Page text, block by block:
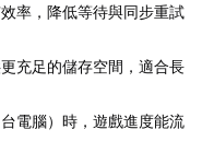
率，降低等待與同步重試
充足的儲存空間，適合長
電腦）時，遊戲進度能流